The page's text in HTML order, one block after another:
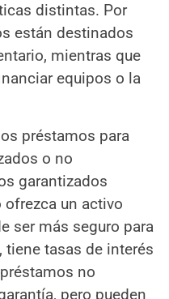
distintas. Por
están destinados
mientras que
equipos o la
préstamos para
o no
garantizados
ofrezca un activo
ser más seguro para
tiene tasas de interés
no
pero pueden